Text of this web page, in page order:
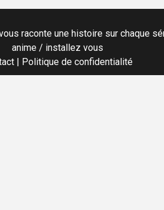
raconte une histoire sur chaque
anime / installez vous
| Politique de confidentialité